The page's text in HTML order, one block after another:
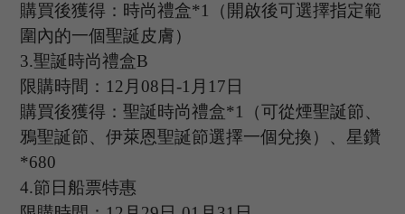
購買後獲得：時尚禮盒*1
（開啟後可選擇指定範
圍內的一個聖誕皮膚）
3.聖誕時尚禮盒B
限購時間： 12 月08 日-1 月 17 日
購買後獲得：聖誕時尚禮盒*1
（可從煙聖誕節、
鴉聖誕節、伊萊恩聖誕節選擇一個兌換）、星鑽
*680
4.節日船票特惠